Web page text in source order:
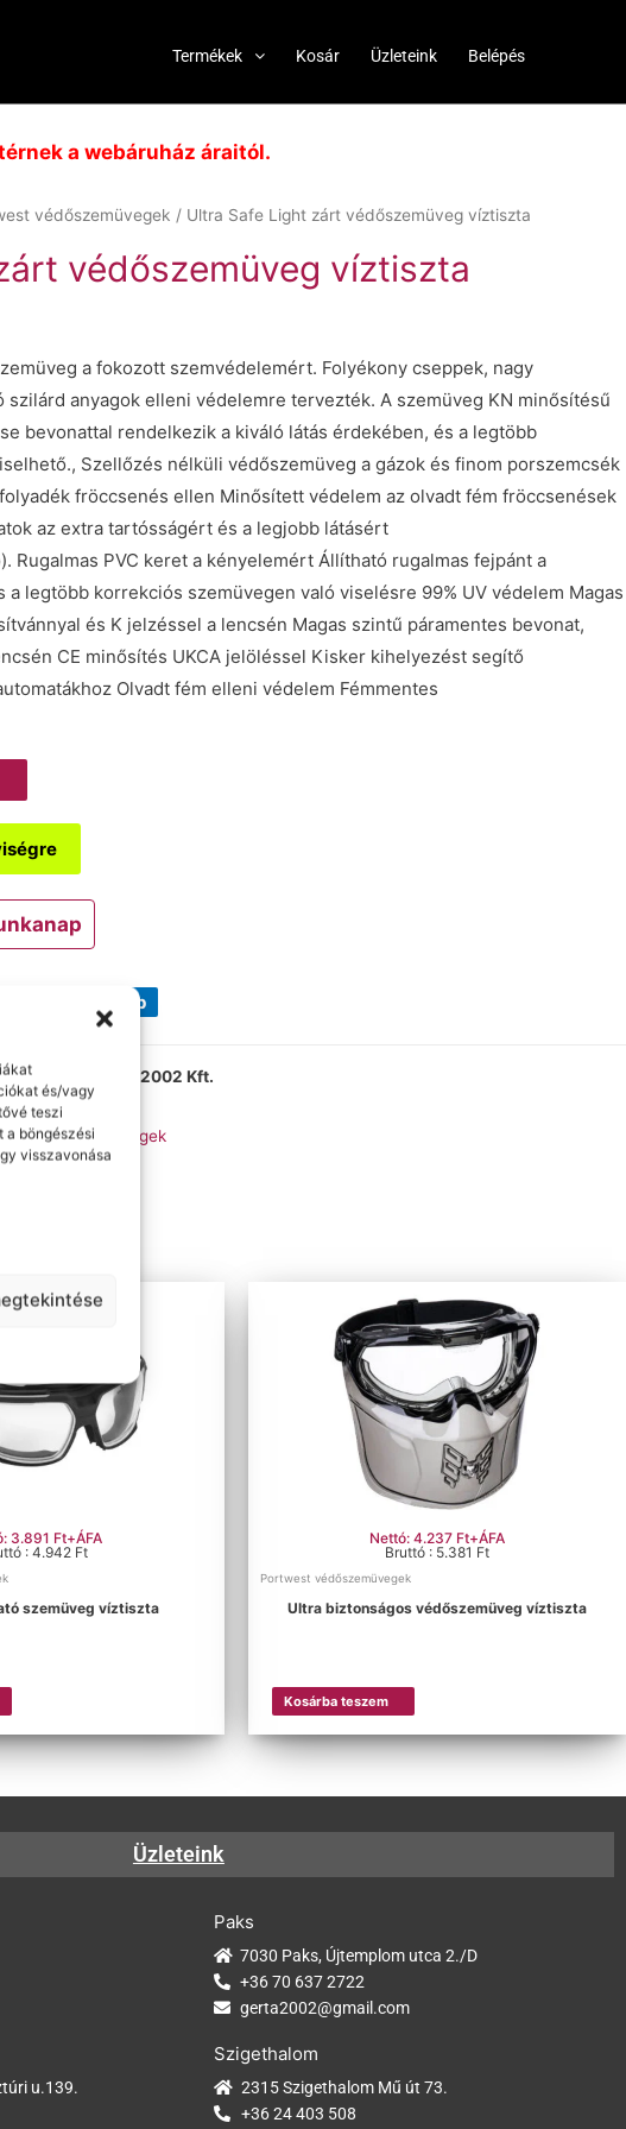
és/vagy
teszi
a böngészési
visszavonása
Termékek Kosár Üzleteink Belépés
a webáruház áraitól.
védőszemüvegek / Ultra Safe Light zárt védőszemüveg víztiszta
védőszemüveg víztiszta
a fokozott szemvédelemért. Folyékony cseppek, nagy
anyagok elleni védelemre tervezték. A szemüveg KN minősítésű
bevonattal rendelkezik a kiváló látás érdekében, és a legtöbb
Szellőzés nélküli védőszemüveg a gázok és finom porszemcsék
fröccsenés ellen Minősített védelem az olvadt fém fröccsenések
az extra tartósságért és a legjobb látásért
Rugalmas PVC keret a kényelemért Állítható rugalmas fejpánt a
legtöbb korrekciós szemüvegen való viselésre 99% UV védelem Magas
és K jelzéssel a lencsén Magas szintű páramentes bevonat,
CE minősítés UKCA jelöléssel Kisker kihelyezést segítő
Olvadt fém elleni védelem Fémmentes
Technikai adatlap
- Gerta 2002 Kft.
,Védőszemüvegek
3.891 Ft+ÁFA
: 4.942 Ft
szemüveg víztiszta
Nettó: 4.237 Ft+ÁFA
Bruttó : 5.381 Ft
Portwest védőszemüvegek
Ultra biztonságos védőszemüveg víztiszta
Kosárba teszem
Üzleteink
Paks
7030 Paks, Újtemplom utca 2./D
+36 70 637 2722
gerta2002@gmail.com
u.139.
Szigethalom
2315 Szigethalom Mű út 73.
+36 24 403 508